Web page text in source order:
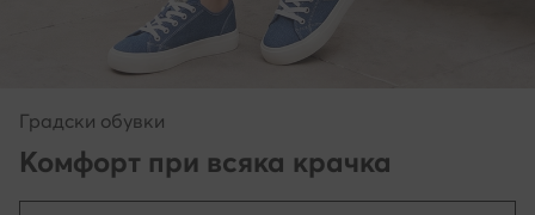
Градски обувки
Комфорт при всяка крачка